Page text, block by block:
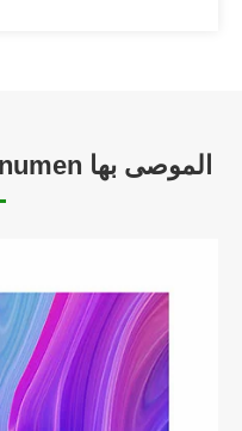
منتجات شاشات LED Onumen الموصى بها